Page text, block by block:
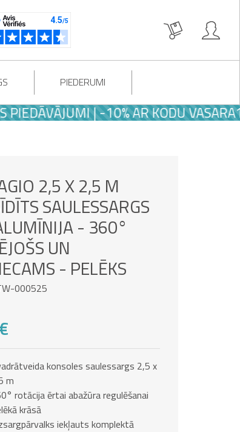
PIEDERUMI
| -10% AR KODU VASARA10
2,5 X 2,5 M
SAULESSARGS
- 360°
UN
- PELĒKS
000525
konsoles saulessargs 2,5 x
m
rotācija ērtai abažūra regulēšanai
krāsā
iekļauts komplektā